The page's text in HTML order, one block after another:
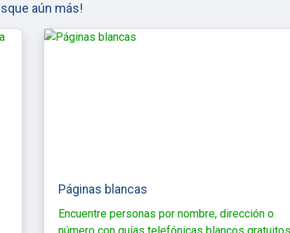
aún más!
Páginas blancas
Encuentre personas por nombre, dirección o